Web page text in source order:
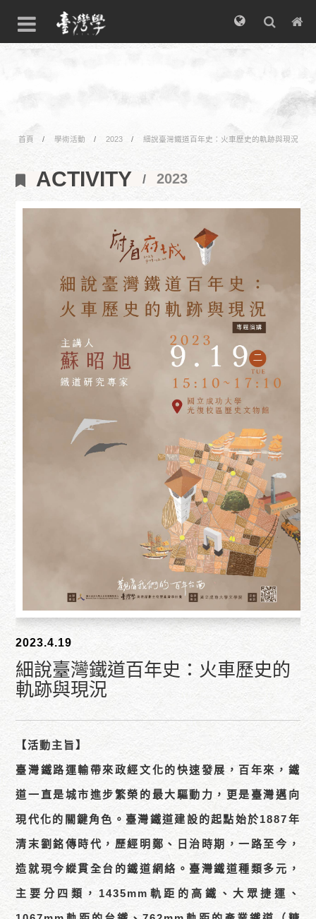
首頁 學術活動 2023 細說臺灣鐵道百年史：火車歷史的軌跡與現況
ACTIVITY 2023
2023.4.19
細說臺灣鐵道百年史：火車歷史的
軌跡與現況
【活動主旨】
臺灣鐵路運輸帶來政經文化的快速發展，百年來，鐵
道一直是城市進步繁榮的最大驅動力，更是臺灣邁向
現代化的關鍵角色。臺灣鐵道建設的起點始於1887年
清末劉銘傳時代，歷經明鄭、日治時期，一路至今，
造就現今縱貫全台的鐵道網絡。臺灣鐵道種類多元，
主要分四類，1435mm軌距的高鐵、大眾捷運、